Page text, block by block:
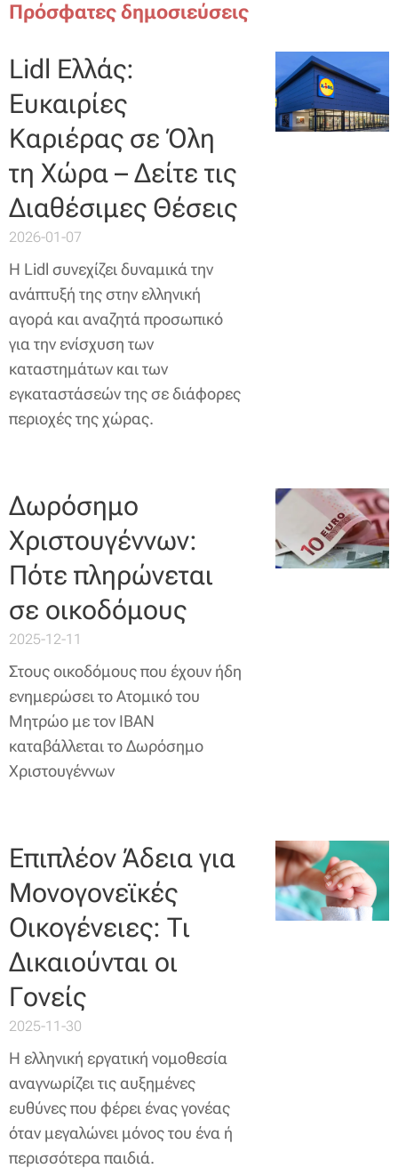
Πρόσφατες δημοσιεύσεις
Lidl Ελλάς:
Ευκαιρίες
Καριέρας σε Όλη
τη Χώρα – Δείτε τις
Διαθέσιμες Θέσεις
2026-01-07
Η Lidl συνεχίζει δυναμικά την
ανάπτυξή της στην ελληνική
αγορά και αναζητά προσωπικό
για την ενίσχυση των
καταστημάτων και των
εγκαταστάσεών της σε διάφορες
περιοχές της χώρας.
Δωρόσημο
Χριστουγέννων:
Πότε πληρώνεται
σε οικοδόμους
2025-12-11
Στους οικοδόμους που έχουν ήδη
ενημερώσει το Ατομικό του
Μητρώο με τον IBAN
καταβάλλεται το Δωρόσημο
Χριστουγέννων
Επιπλέον Άδεια για
Μονογονεϊκές
Οικογένειες: Τι
Δικαιούνται οι
Γονείς
2025-11-30
Η ελληνική εργατική νομοθεσία
αναγνωρίζει τις αυξημένες
ευθύνες που φέρει ένας γονέας
όταν μεγαλώνει μόνος του ένα ή
περισσότερα παιδιά.